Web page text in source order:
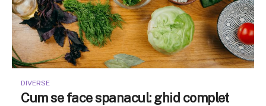
DIVERSE
Cum se face spanacul: ghid complet